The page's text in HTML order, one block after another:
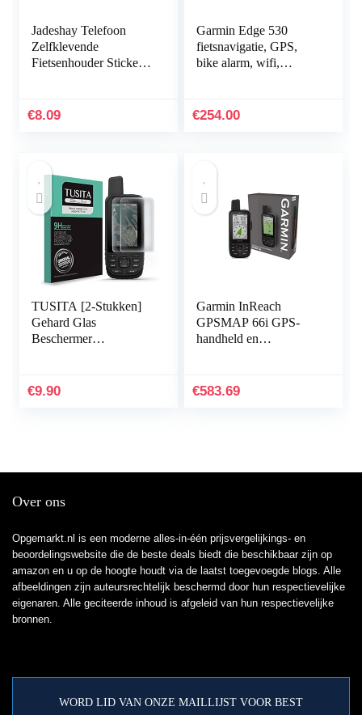
Jadeshay Telefoon
Zelfklevende
Fietsenhouder Sticker –
Computer Mount
€8.09
Garmin Edge 530
fietsnavigatie, GPS,
bike alarm, wifi,
€254.00
TUSITA [2-Stukken]
Gehard Glas
Beschermer
Garmin GPSMAP 66i
€9.90
Garmin InReach
GPSMAP 66i GPS-
handheld en
€583.69
Over ons
Opgemarkt.nl is een moderne alles-in-één prijsvergelijkings- en
beoordelingswebsite die de beste deals biedt die beschikbaar zijn op
amazon en u op de hoogte houdt via de laatst toegevoegde blogs. Alle
afbeeldingen zijn auteursrechtelijk beschermd door hun respectievelijke
eigenaren. Alle geciteerde inhoud is afgeleid van hun respectievelijke
bronnen.
WORD LID VAN ONZE MAILLIJST VOOR BEST